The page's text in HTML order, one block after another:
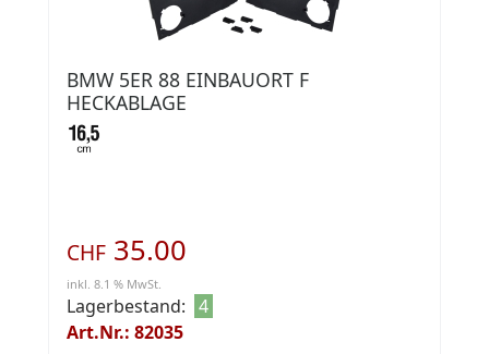
BMW 5ER 88 EINBAUORT F
HECKABLAGE
CHF 35.00
inkl. 8.1 % MwSt.
Lagerbestand: 4
Art.Nr.: 82035